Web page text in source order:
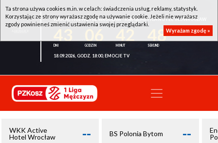
WKK ACTIVE HOTEL WROCŁAW - KSK QEMETICA NOTEĆ INOWROCŁAW
48
18.09.2026, GODZ. 18:00, EMOCJE TV
WKK Active
Hotel Wrocław
-- BS Polonia Bytom --
Ta strona używa cookies m.in. w celach: świadczenia usług, reklamy, statystyk.
Korzystając ze strony wyrażasz zgodę na używanie cookie. Jeżeli nie wyrażasz
zgody powinieneś zmienić ustawienia swojej przeglądarki.
Wyrażam zgodę »